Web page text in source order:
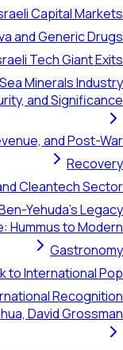
Capital Markets
and Generic Drugs
Tech Giant Exits
Minerals Industry
and Significance
and Post-War
Recovery
Cleantech Sector
Yehuda's Legacy
Hummus to Modern
Gastronomy
to International Pop
Recognition
David Grossman